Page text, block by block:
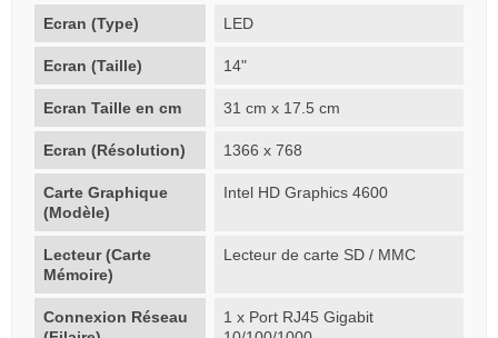
Ecran (Type) LED
Ecran (Taille) 14"
Ecran Taille en cm 31 cm x 17.5 cm
Ecran (Résolution) 1366 x 768
Carte Graphique
(Modèle)
Intel HD Graphics 4600
Lecteur (Carte
Mémoire)
Lecteur de carte SD / MMC
Connexion Réseau
1 x Port RJ45 Gigabit